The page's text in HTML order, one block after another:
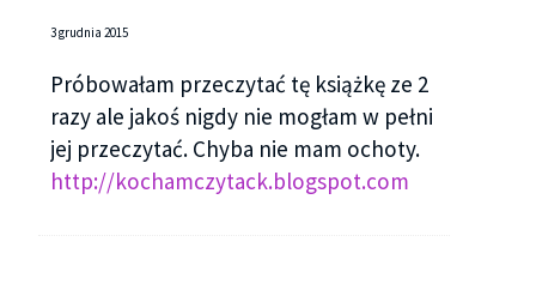
3 grudnia 2015
Próbowałam przeczytać tę książkę ze 2
razy ale jakoś nigdy nie mogłam w pełni
jej przeczytać. Chyba nie mam ochoty.
http://kochamczytack.blogspot.com